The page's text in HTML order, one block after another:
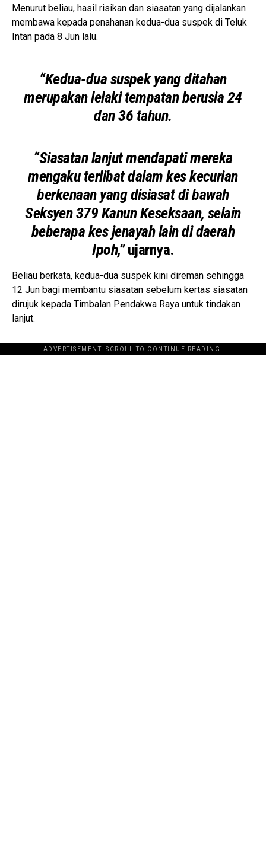
Menurut beliau, hasil risikan dan siasatan yang dijalankan
membawa kepada penahanan kedua-dua suspek di Teluk
Intan pada 8 Jun lalu.
“Kedua-dua suspek yang ditahan
merupakan lelaki tempatan berusia 24
dan 36 tahun.
“Siasatan lanjut mendapati mereka
mengaku terlibat dalam kes kecurian
berkenaan yang disiasat di bawah
Seksyen 379 Kanun Keseksaan, selain
beberapa kes jenayah lain di daerah
Ipoh,”ujarnya.
Beliau berkata, kedua-dua suspek kini direman sehingga
12 Jun bagi membantu siasatan sebelum kertas siasatan
dirujuk kepada Timbalan Pendakwa Raya untuk tindakan
lanjut.
ADVERTISEMENT. SCROLL TO CONTINUE READING.